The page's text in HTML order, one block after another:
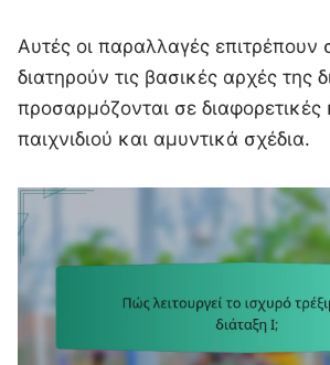
Αυτές οι παραλλαγές επιτρέπουν
διατηρούν τις βασικές αρχές της
προσαρμόζονται σε διαφορετικές
παιχνιδιού και αμυντικά σχέδια.